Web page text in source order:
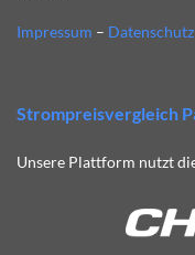
Impressum – Datenschutz
Strompreisvergleich
Unsere Plattform nutzt